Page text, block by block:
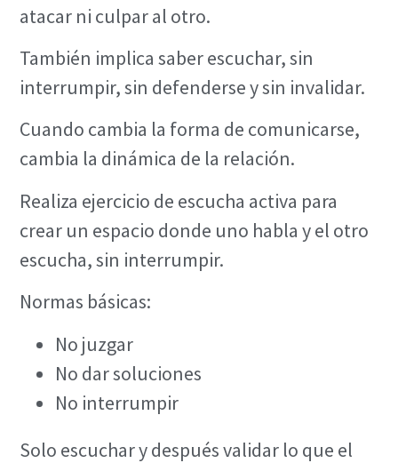
atacar ni culpar al otro.
También implica saber escuchar, sin
interrumpir, sin defenderse y sin invalidar.
Cuando cambia la forma de comunicarse,
cambia la dinámica de la relación.
Realiza ejercicio de escucha activa para
crear un espacio donde uno habla y el otro
escucha, sin interrumpir.
Normas básicas:
No juzgar
No dar soluciones
No interrumpir
Solo escuchar y después validar lo que el